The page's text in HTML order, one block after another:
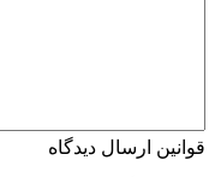
قوانین ارسال دیدگاه